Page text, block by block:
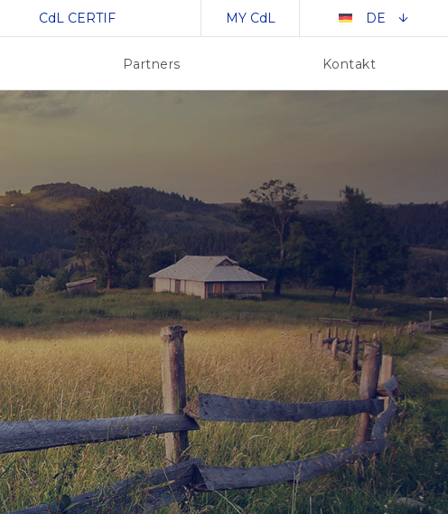
Partners Kontakt
CdL CERTIF MY CdL DE